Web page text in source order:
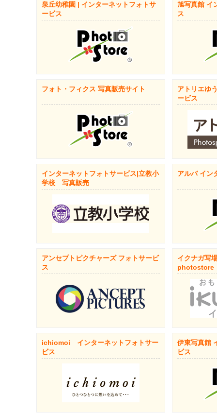
泉丘幼稚園 | インターネットフォトサ
ービス
旭写真館 イ
ス
フォト・フィクス 写真販売サイト
アトリエゆ
ービス
インターネットフォトサービス|立教小
学校 写真販売
アルバ イン
アンセプトピクチャーズ フォトサービ
ス
イクナガ写
photostore
ichiomoi インターネットフォトサー
ビス
伊東写真館
ビス